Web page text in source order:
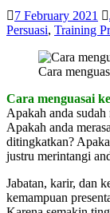
7 February 2021
Persuasi, Training
Cara
Cara menguasai
Apakah anda sudah
Apakah anda
ditingkatkan?
justru merintangi
Jabatan, karir, dan
kemampuan